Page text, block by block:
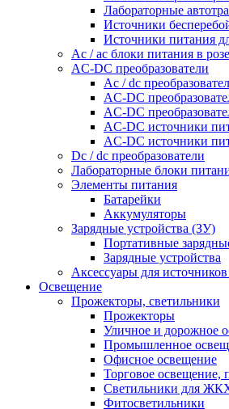
Лабораторные
Источники
Источники питания
Ac / ac блоки питания в
AC-DC преобразователи
Ac / dc
AC-DC
AC-DC
AC-DC источники
AC-DC источники
Dc / dc преобразователи
Лабораторные блоки
Элементы питания
Батарейки
Аккумуляторы
Зарядные устройства (ЗУ)
Портативные
Зарядные устройства
Аксессуары для
Освещение
Прожекторы, светильники
Прожекторы
Уличное и дорожное
Промышленное
Офисное освещение
Торговое освещение,
Светильники для
Фитосветильники